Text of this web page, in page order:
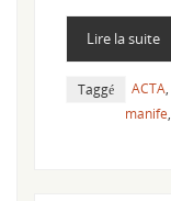
Lire la suite
Taggé ACTA
manife